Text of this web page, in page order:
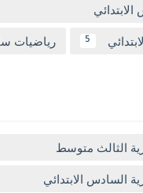
5 رياضيات
الثالث متوسط
السادس الابتدائي